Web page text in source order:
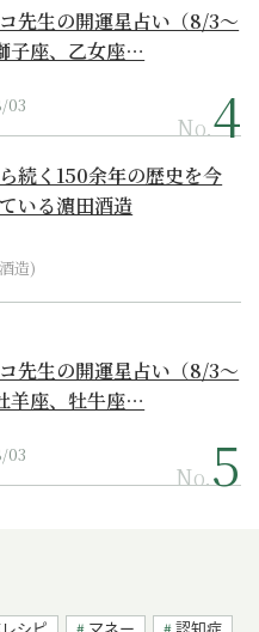
先生の開運星占い（8/3～
子座、乙女座…
03
No.
続く150余年の歴史を今
いる濵田酒造
造)
先生の開運星占い（8/3～
羊座、牡牛座…
03
No.